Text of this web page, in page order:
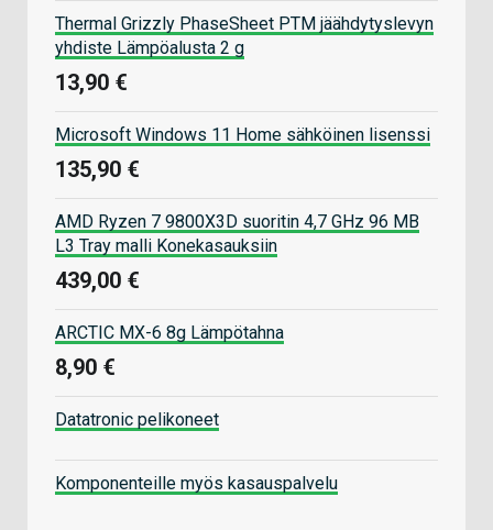
Thermal Grizzly PhaseSheet PTM jäähdytyslevyn
yhdiste Lämpöalusta 2 g
13,90 €
Microsoft Windows 11 Home sähköinen lisenssi
135,90 €
AMD Ryzen 7 9800X3D suoritin 4,7 GHz 96 MB
L3 Tray malli Konekasauksiin
439,00 €
ARCTIC MX-6 8g Lämpötahna
8,90 €
Datatronic pelikoneet
Komponenteille myös kasauspalvelu